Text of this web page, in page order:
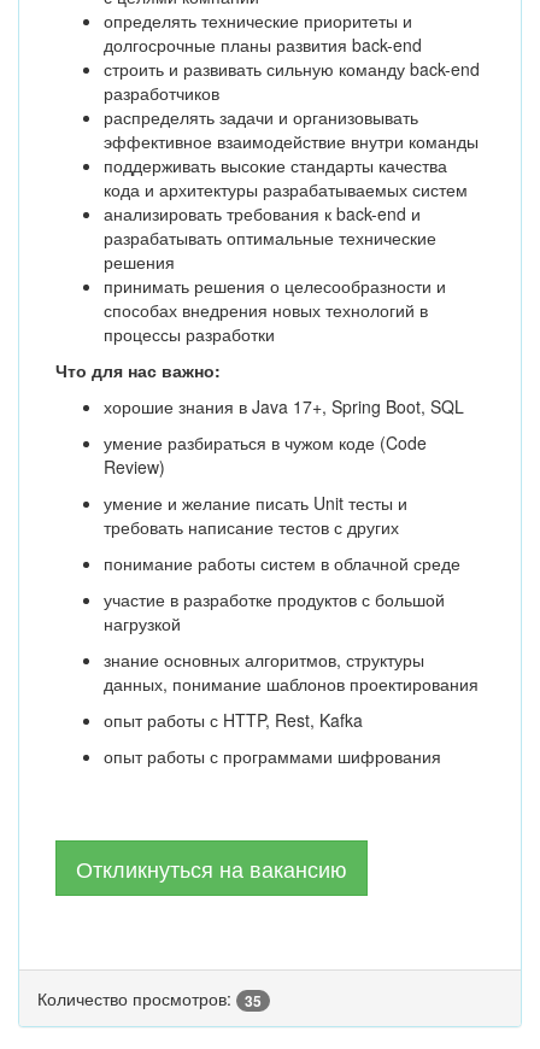
определять технические приоритеты и
долгосрочные планы развития back-end
строить и развивать сильную команду back-end
разработчиков
распределять задачи и организовывать
эффективное взаимодействие внутри команды
поддерживать высокие стандарты качества
кода и архитектуры разрабатываемых систем
анализировать требования к back-end и
разрабатывать оптимальные технические
решения
принимать решения о целесообразности и
способах внедрения новых технологий в
процессы разработки
Что для нас важно:
хорошие знания в Java 17+, Spring Boot, SQL
умение разбираться в чужом коде (Code
Review)
умение и желание писать Unit тесты и
требовать написание тестов с других
понимание работы систем в облачной среде
участие в разработке продуктов с большой
нагрузкой
знание основных алгоритмов, структуры
данных, понимание шаблонов проектирования
опыт работы с HTTP, Rest, Kafka
опыт работы с программами шифрования
Откликнуться на вакансию
Количество просмотров: 35